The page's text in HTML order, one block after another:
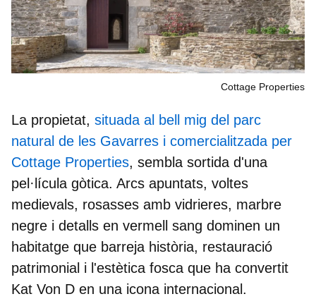
Cottage Properties
La propietat, situada al bell mig del parc
natural de les Gavarres i comercialitzada per
Cottage Properties, sembla sortida d'una
pel·lícula gòtica. Arcs apuntats, voltes
medievals, rosasses amb vidrieres, marbre
negre i detalls en vermell sang dominen un
habitatge que barreja història, restauració
patrimonial i l'estètica fosca que ha convertit
Kat Von D en una icona internacional.